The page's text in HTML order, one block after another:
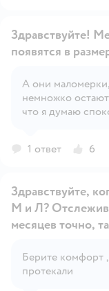
Здравствуйте!
появятся в
А они маломерки,
немножко
что я думаю
ребёнка
1 ответ 6
Здравствуйте,
М и Л?
месяцев точно,
вобще?
Берите комфорт
протекали